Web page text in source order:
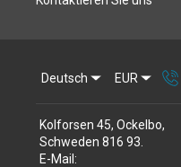
Deutsch EUR
Kolforsen 45, Ockelbo,
Schweden 816 93
E-Mail :